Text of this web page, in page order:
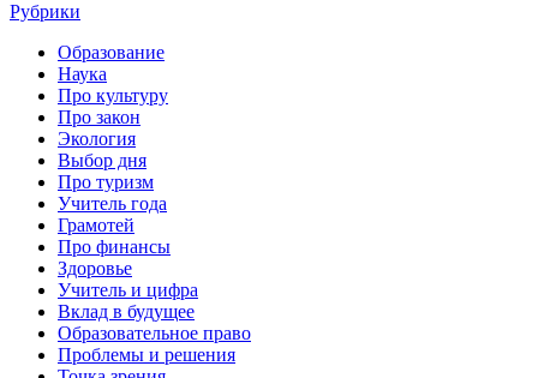
Рубрики
Образование
Наука
Про культуру
Про закон
Экология
Выбор дня
Про туризм
Учитель года
Грамотей
Про финансы
Здоровье
Учитель и цифра
Вклад в будущее
Образовательное право
Проблемы и решения